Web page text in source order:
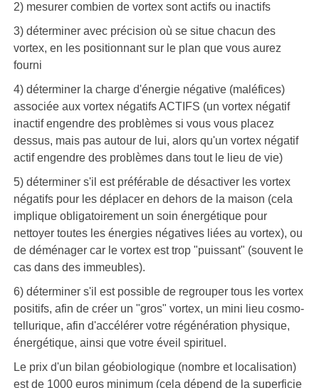
2) mesurer combien de vortex sont actifs ou inactifs
3) déterminer avec précision où se situe chacun des
vortex, en les positionnant sur le plan que vous aurez
fourni
4) déterminer la charge d'énergie négative (maléfices)
associée aux vortex négatifs ACTIFS (un vortex négatif
inactif engendre des problèmes si vous vous placez
dessus, mais pas autour de lui, alors qu'un vortex négatif
actif engendre des problèmes dans tout le lieu de vie)
5) déterminer s'il est préférable de désactiver les vortex
négatifs pour les déplacer en dehors de la maison (cela
implique obligatoirement un soin énergétique pour
nettoyer toutes les énergies négatives liées au vortex), ou
de déménager car le vortex est trop "puissant" (souvent le
cas dans des immeubles).
6) déterminer s'il est possible de regrouper tous les vortex
positifs, afin de créer un "gros" vortex, un mini lieu cosmo-
tellurique, afin d'accélérer votre régénération physique,
énergétique, ainsi que votre éveil spirituel.
Le prix d'un bilan géobiologique (nombre et localisation)
est de 1000 euros minimum (cela dépend de la superficie